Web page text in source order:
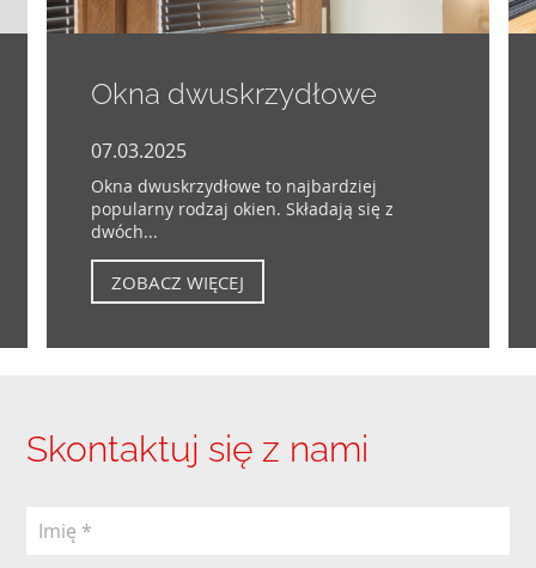
Okna dwuskrzydłowe
07.03.2025
Okna dwuskrzydłowe to najbardziej
popularny rodzaj okien. Składają się z
dwóch...
ZOBACZ WIĘCEJ
Skontaktuj się z nami